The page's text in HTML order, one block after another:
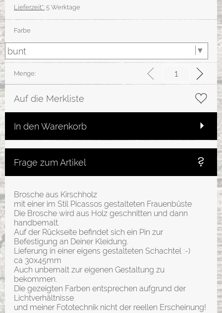
Lieferzeit*: 5 Werktage
Farbe
Menge:
Auf die Merkliste
In den Warenkorb
Frage zum Artikel
Brosche aus Kirschholz
mit einer im Stil Picassos gestalteten Frauenbüste
Die Brosche wird aus Holz geschnitten und dann
handbemalt.
Auf der Rückseite befindet sich ein Pin zur
Befestigung an Deiner Kleidung.
Lieferung in einer eigens gestalteten Schachtel :-)
ca 30x45mm
Auch unbemalt zur eigenen Gestaltung zu
bekommen.
Die gezeigten Farben entsprechen aufgrund der
Lichtverhältnisse
und meiner Fototechnik nicht der reellen Erscheinung!